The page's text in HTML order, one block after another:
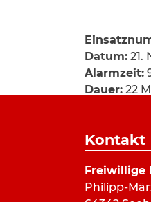
Datum: 21.
Alarmzeit:
Dauer: 22
Einsatzort:
Fahrzeuge:
Weitere
Kontakt
Freiwillige
Philipp-